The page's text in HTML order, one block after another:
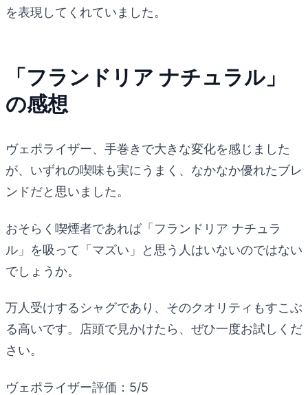
を表現してくれていました。
「フランドリア ナチュラル」
の感想
ヴェポライザー、手巻きで大きな変化を感じました
が、いずれの喫味も実にうまく、なかなか優れたブレ
ンドだと思いました。
おそらく喫煙者であれば「フランドリア ナチュラ
ル」を吸って「マズい」と思う人はいないのではない
でしょうか。
万人受けするシャグであり、そのクオリティもすこぶ
る高いです。店頭で見かけたら、ぜひ一度お試しくだ
さい。
ヴェポライザー評価：5/5